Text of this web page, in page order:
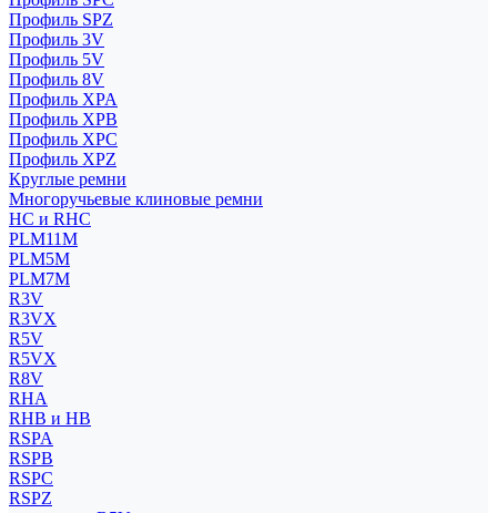
Профиль SPZ
Профиль 3V
Профиль 5V
Профиль 8V
Профиль XPA
Профиль XPB
Профиль XPC
Профиль XPZ
Круглые ремни
Многоручьевые клиновые ремни
HC и RHC
PLM11M
PLM5M
PLM7M
R3V
R3VX
R5V
R5VX
R8V
RHA
RHB и HB
RSPA
RSPB
RSPC
RSPZ